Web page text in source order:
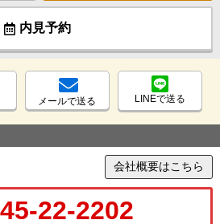
内見予約
メールで送る LINEで送る
会社概要はこちら
22-2202